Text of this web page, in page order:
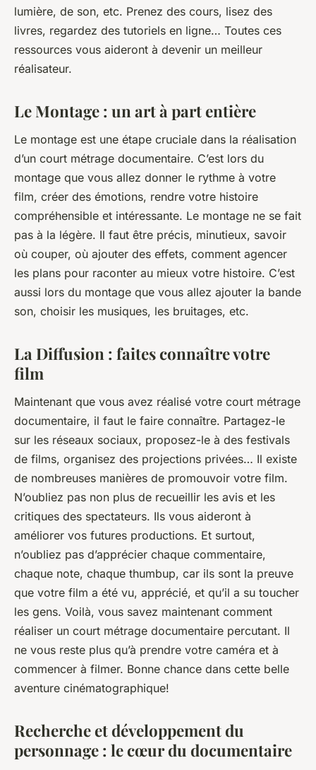
lumière, de son, etc. Prenez des cours, lisez des
livres, regardez des tutoriels en ligne… Toutes ces
ressources vous aideront à devenir un meilleur
réalisateur.
Le Montage : un art à part entière
Le montage est une étape cruciale dans la réalisation
d’un court métrage documentaire. C’est lors du
montage que vous allez donner le rythme à votre
film, créer des émotions, rendre votre histoire
compréhensible et intéressante. Le montage ne se fait
pas à la légère. Il faut être précis, minutieux, savoir
où couper, où ajouter des effets, comment agencer
les plans pour raconter au mieux votre histoire. C’est
aussi lors du montage que vous allez ajouter la bande
son, choisir les musiques, les bruitages, etc.
La Diffusion : faites connaître votre
film
Maintenant que vous avez réalisé votre court métrage
documentaire, il faut le faire connaître. Partagez-le
sur les réseaux sociaux, proposez-le à des festivals
de films, organisez des projections privées… Il existe
de nombreuses manières de promouvoir votre film.
N’oubliez pas non plus de recueillir les avis et les
critiques des spectateurs. Ils vous aideront à
améliorer vos futures productions. Et surtout,
n’oubliez pas d’apprécier chaque commentaire,
chaque note, chaque thumbup, car ils sont la preuve
que votre film a été vu, apprécié, et qu’il a su toucher
les gens. Voilà, vous savez maintenant comment
réaliser un court métrage documentaire percutant. Il
ne vous reste plus qu’à prendre votre caméra et à
commencer à filmer. Bonne chance dans cette belle
aventure cinématographique!
Recherche et développement du
personnage : le cœur du documentaire